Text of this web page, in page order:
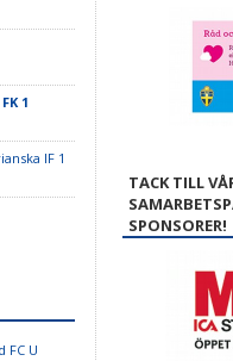
1
IF 1
FC U
TACK TILL
SPONSORER!